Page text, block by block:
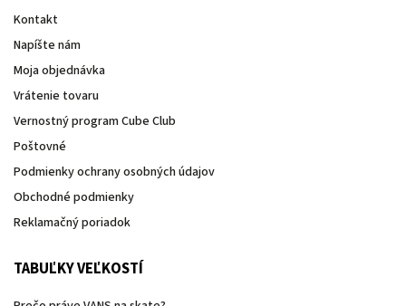
Kontakt
Napíšte nám
Moja objednávka
Vrátenie tovaru
Vernostný program Cube Club
Poštovné
Podmienky ochrany osobných údajov
Obchodné podmienky
Reklamačný poriadok
TABUĽKY VEĽKOSTÍ